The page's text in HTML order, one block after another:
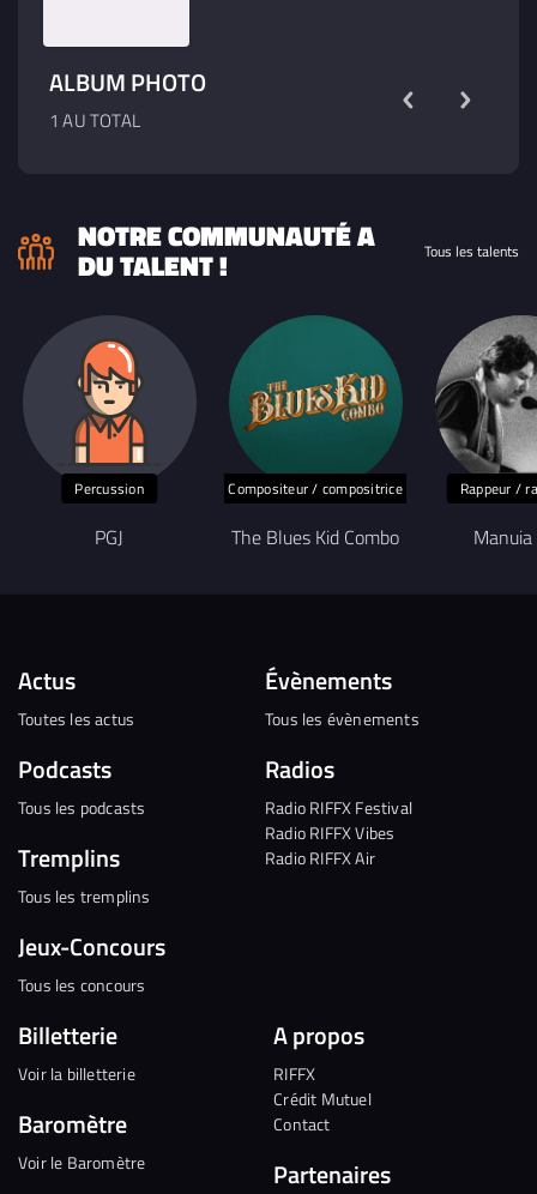
ALBUM PHOTO
1 AU TOTAL
NOTRE COMMUNAUTÉ A
DU TALENT ! Tous les talents
Percussion
PGJ
Compositeur / compositrice
The Blues Kid Combo
Rappeur /
Manuia
Actus
Toutes les actus
Podcasts
Tous les podcasts
Tremplins
Tous les tremplins
Jeux-Concours
Tous les concours
Évènements
Tous les évènements
Radios
Radio RIFFX Festival
Radio RIFFX Vibes
Radio RIFFX Air
Billetterie
Voir la billetterie
Baromètre
Voir le Baromètre
A propos
RIFFX
Crédit Mutuel
Contact
Partenaires